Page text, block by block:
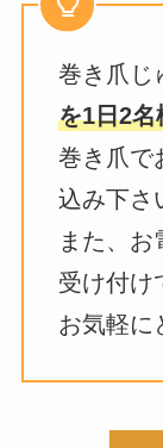
巻き爪じ
を1日2名
巻き爪で
込み下さ
また、お
受け付け
お気軽に